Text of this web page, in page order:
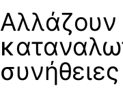
Αλλάζουν